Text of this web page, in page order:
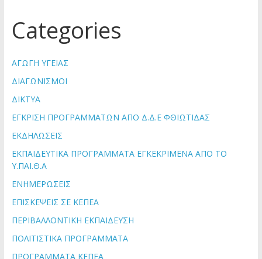
Categories
ΑΓΩΓΗ ΥΓΕΙΑΣ
ΔΙΑΓΩΝΙΣΜΟΙ
ΔΙΚΤΥΑ
ΕΓΚΡΙΣΗ ΠΡΟΓΡΑΜΜΑΤΩΝ ΑΠΟ Δ.Δ.Ε ΦΘΙΩΤΙΔΑΣ
ΕΚΔΗΛΩΣΕΙΣ
ΕΚΠΑΙΔΕΥΤΙΚΑ ΠΡΟΓΡΑΜΜΑΤΑ ΕΓΚΕΚΡΙΜΕΝΑ ΑΠΟ ΤΟ
Υ.ΠΑΙ.Θ.Α
ΕΝΗΜΕΡΩΣΕΙΣ
ΕΠΙΣΚΕΨΕΙΣ ΣΕ ΚΕΠΕΑ
ΠΕΡΙΒΑΛΛΟΝΤΙΚΗ ΕΚΠΑΙΔΕΥΣΗ
ΠΟΛΙΤΙΣΤΙΚΑ ΠΡΟΓΡΑΜΜΑΤΑ
ΠΡΟΓΡΑΜΜΑΤΑ ΚΕΠΕΑ